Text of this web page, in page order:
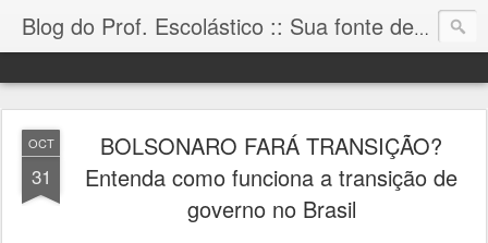
Blog do Prof. Escolástico :: Sua fonte de informação!
OCT
31
BOLSONARO FARÁ TRANSIÇÃO?
Entenda como funciona a transição de
governo no Brasil